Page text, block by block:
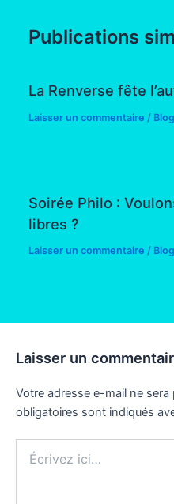
Publications
La Renverse fête
Laisser un commentaire / Blog
Soirée Philo :
libres ?
Laisser un commentaire / Blog
Laisser un
Votre adresse e-mail ne sera
obligatoires sont indiqués
ici…